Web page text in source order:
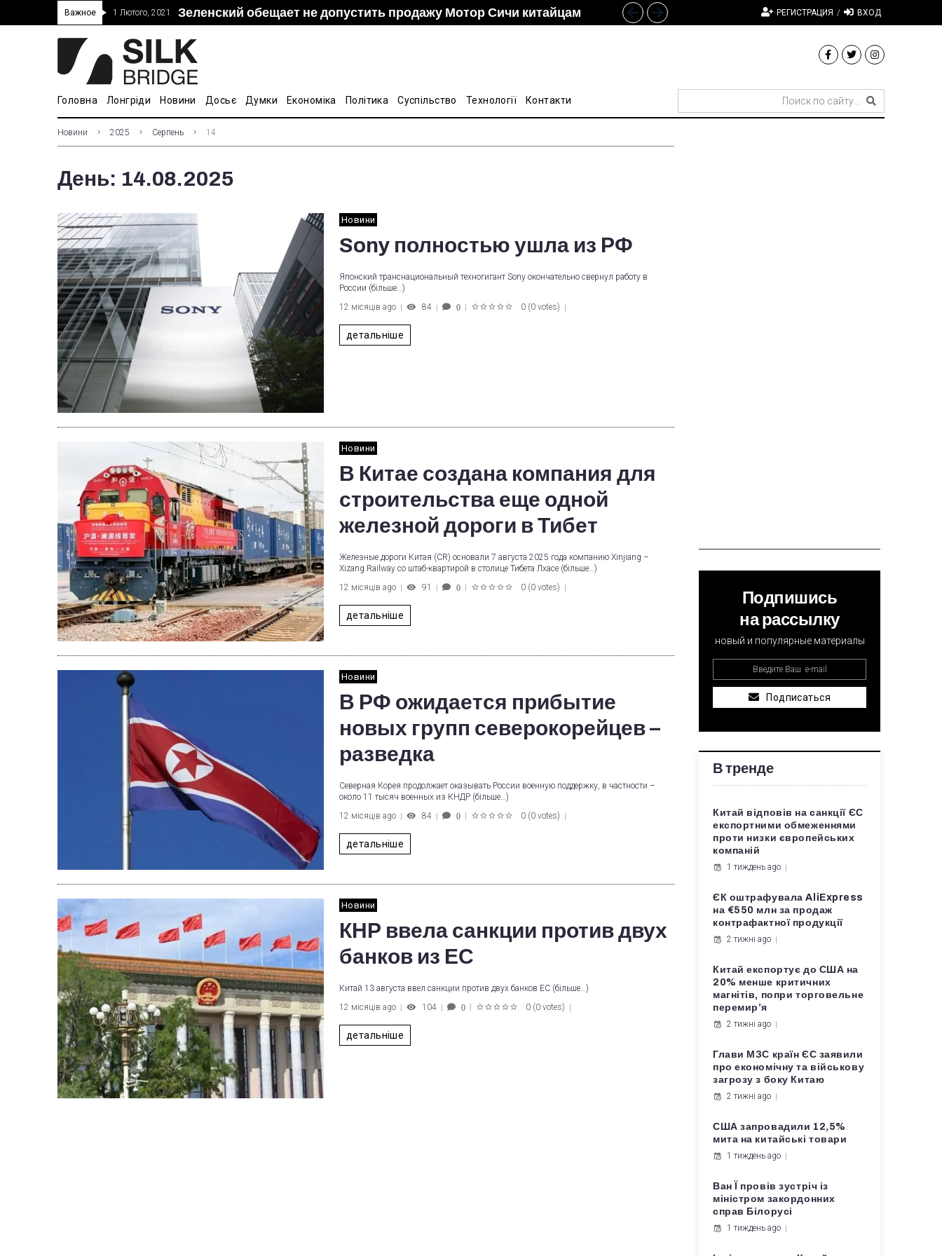
Важное 1 Лютого, 2021 Зеленский обещает не допустить продажу Мотор Сичи китайцам
Прошло 5-тое заседание украинско-китайской Подкомиссии по
“Дочка” Beijing Skyrizon и DCH Group подали новую заявку в АМКУ о
В Украине ввели пошлину на стальные трубы из Китая РЕГИСТРАЦИЯ / ВХОД
Головна Лонгріди Новини Досьє Думки Економіка Політика Суспільство Технології Контакти
Новини 2025 Серпень 14
День: 14.08.2025
Новини
Sony полностью ушла из РФ
Японский транснациональный техногигант Sony окончательно свернул работу в
России (більше…)
12 місяців ago
84 0 0 (0 votes)
детальніше
Новини
В Китае создана компания для
строительства еще одной
железной дороги в Тибет
Железные дороги Китая (CR) основали 7 августа 2025 года компанию Xinjiang –
Xizang Railway со штаб-квартирой в столице Тибета Лхасе (більше…)
12 місяців ago
91 0 0 (0 votes)
детальніше
Новини
В РФ ожидается прибытие
новых групп северокорейцев –
разведка
Северная Корея продолжает оказывать России военную поддержку, в частности –
около 11 тысяч военных из КНДР (більше…)
12 місяців ago
84 0 0 (0 votes)
детальніше
Новини
КНР ввела санкции против двух
банков из ЕС
Китай 13 августа ввел санкции против двух банков ЕС (більше…)
12 місяців ago
104 0 0 (0 votes)
детальніше
Подпишись
на рассылку
новый и популярные материалы
Подписаться
В тренде
Китай відповів на санкції ЄС
експортними обмеженнями
проти низки європейських
компаній
1 тиждень ago
ЄК оштрафувала AliExpress
на €550 млн за продаж
контрафактної продукції
2 тижні ago
Китай експортує до США на
20% менше критичних
магнітів, попри торговельне
перемир’я
2 тижні ago
Глави МЗС країн ЄС заявили
про економічну та військову
загрозу з боку Китаю
2 тижні ago
США запровадили 12,5%
мита на китайські товари
1 тиждень ago
Ван Ї провів зустріч із
міністром закордонних
справ Білорусі
1 тиждень ago